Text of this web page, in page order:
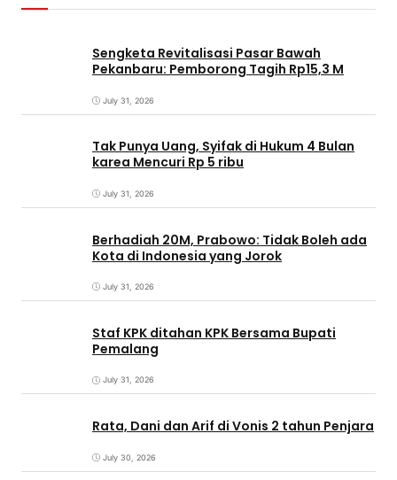
Sengketa Revitalisasi Pasar Bawah
Pekanbaru: Pemborong Tagih Rp15,3 M
July 31, 2026
Tak Punya Uang, Syifak di Hukum 4 Bulan
karea Mencuri Rp 5 ribu
July 31, 2026
Berhadiah 20M, Prabowo: Tidak Boleh ada
Kota di Indonesia yang Jorok
July 31, 2026
Staf KPK ditahan KPK Bersama Bupati
Pemalang
July 31, 2026
Rata, Dani dan Arif di Vonis 2 tahun Penjara
July 30, 2026